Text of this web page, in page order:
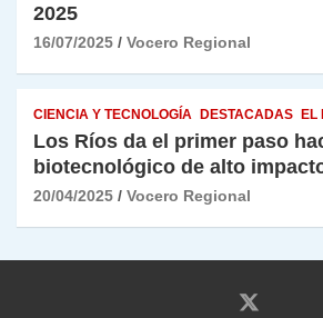
2025
16/07/2025 Vocero Regional
CIENCIA Y TECNOLOGÍA DESTACADAS EL
Los Ríos da el primer paso
biotecnológico de alto
20/04/2025 Vocero Regional